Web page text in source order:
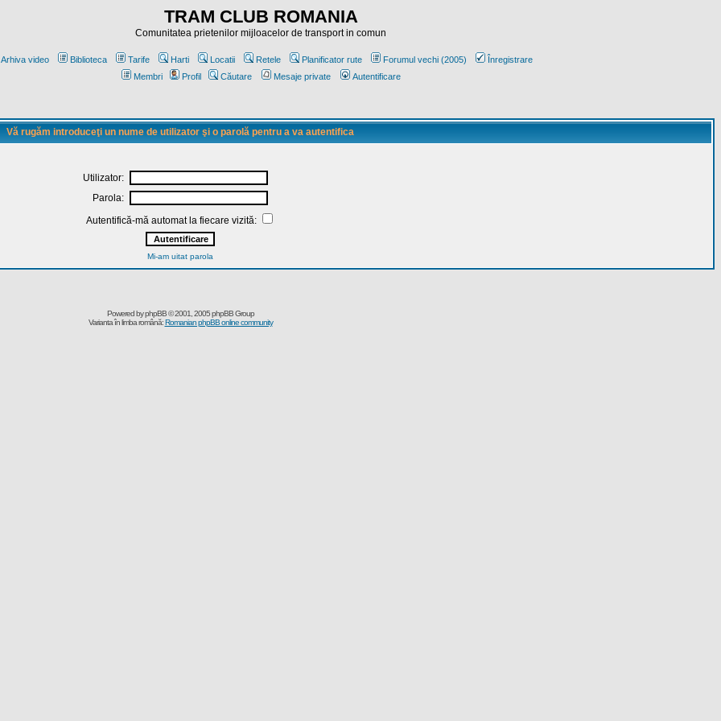
TRAM CLUB ROMANIA
Comunitatea prietenilor mijloacelor de transport in comun
Arhiva video Biblioteca Tarife Harti Locatii Retele Planificator rute Forumul vechi (2005)
Înregistrare
Membri
Profil Căutare Mesaje private Autentificare
Vă rugăm introduceţi un nume de utilizator şi o parolă pentru a va autentifica
Utilizator:
Parola:
Autentifică-mă automat la fiecare vizită:
Mi-am uitat parola
Powered byphpBB© 2001, 2005 phpBB Group
Varianta în limba română:Romanian phpBB online community